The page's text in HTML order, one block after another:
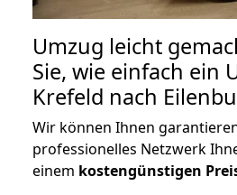
Umzug leicht
Sie, wie einfach ein
Krefeld nach
Wir können Ihnen
professionelles Netzwerk
einem kostengünstigen